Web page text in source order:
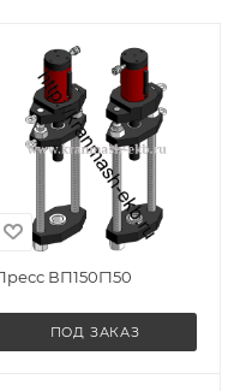
ВП150Г150
ПОД ЗАКАЗ